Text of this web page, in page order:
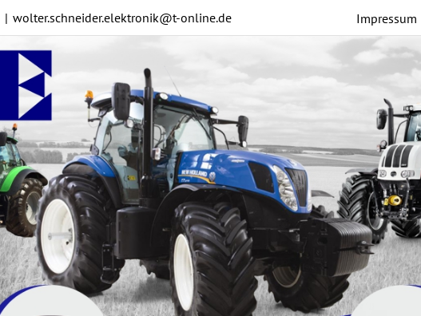
| wolter.schneider.elektronik@t-online.de Impressum